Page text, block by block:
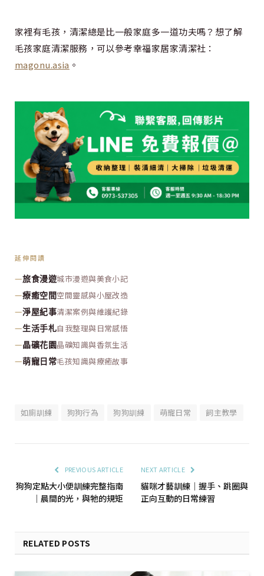
家裡有毛孩，清潔總是比一般家庭多一道功夫嗎？想了解
毛孩家庭清潔服務，可以參考幸福家居家清潔社：
magonu.asia 。
延伸閱讀
—旅食漫遊城市漫遊與美食小記
—療癒空間 空間靈感與小屋改造
—淨屋紀事清潔案例與維護紀錄
—生活手札自我整理與日常感悟
—晶礦花園 晶礦知識與香氛生活
—萌寵日常毛孩知識與療癒故事
如廁訓練 狗狗行為 狗狗訓練 萌寵日常 飼主教學
PREVIOUS ARTICLE
狗狗定點大小便訓練完整指南
｜晨間的光，與牠的規矩
NEXT ARTICLE
貓咪才藝訓練｜握手、跳圈與
正向互動的日常練習
RELATED POSTS